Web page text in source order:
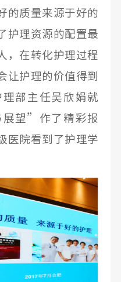
的质量来源于好的
护理资源的配置最
，在转化护理过程
让护理的价值得到
部主任吴欣娟就
展望”作了精彩报
医院看到了护理学